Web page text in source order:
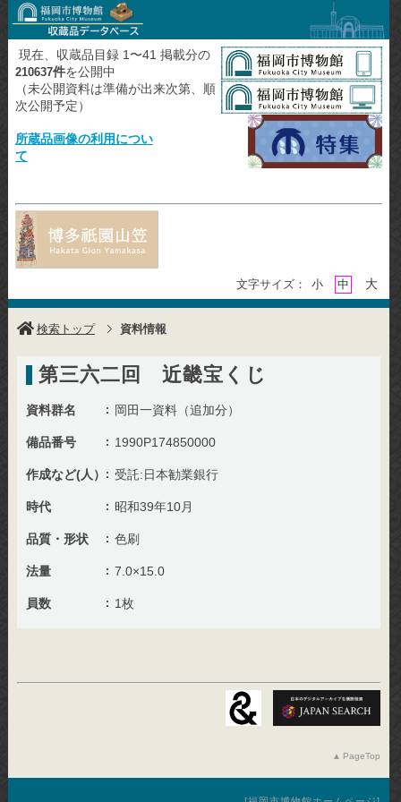
現在、収蔵品目録 1〜41 掲載分の
210637件を公開中
（未公開資料は準備が出来次第、順
次公開予定）
所蔵品画像の利用につい
て
文字サイズ： 小 中 大
検索トップ 資料情報
第三六二回 近畿宝くじ
資料群名 岡田一資料（追加分）
備品番号 1990P174850000
作成など(人） 受託:日本勧業銀行
時代 昭和39年10月
品質・形状 色刷
法量 7.0×15.0
員数 1枚
PageTop